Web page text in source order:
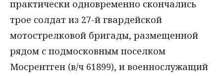
практически одновременно скончались
трое солдат из 27-й гвардейской
мотострелковой бригады, размещенной
рядом с подмосковным поселком
Мосрентген (в/ч 61899), и военнослужащий